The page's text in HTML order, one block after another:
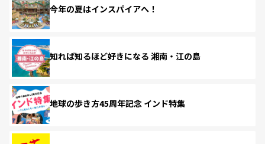
今年の夏はインスパイアへ！
知れば知るほど好きになる 湘南・江の島
地球の歩き方45周年記念 インド特集